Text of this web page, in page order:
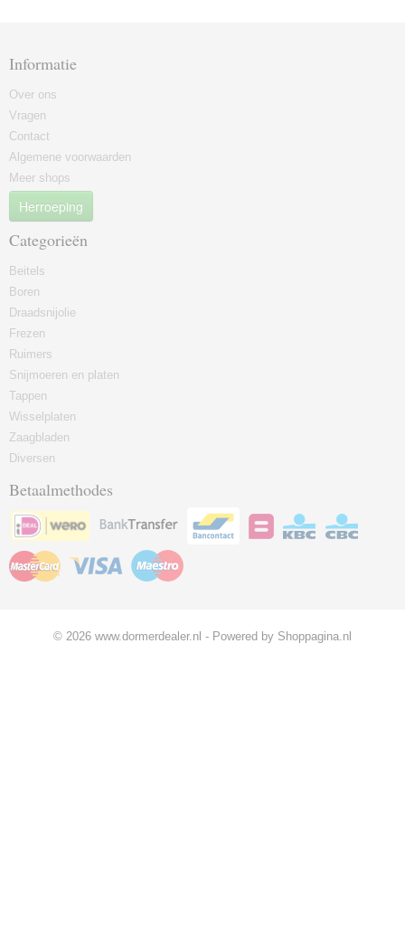
Informatie
Over ons
Vragen
Contact
Algemene voorwaarden
Meer shops
Herroeping
Categorieën
Beitels
Boren
Draadsnijolie
Frezen
Ruimers
Snijmoeren en platen
Tappen
Wisselplaten
Zaagbladen
Diversen
Betaalmethodes
© 2026 www.dormerdealer.nl - Powered by Shoppagina.nl